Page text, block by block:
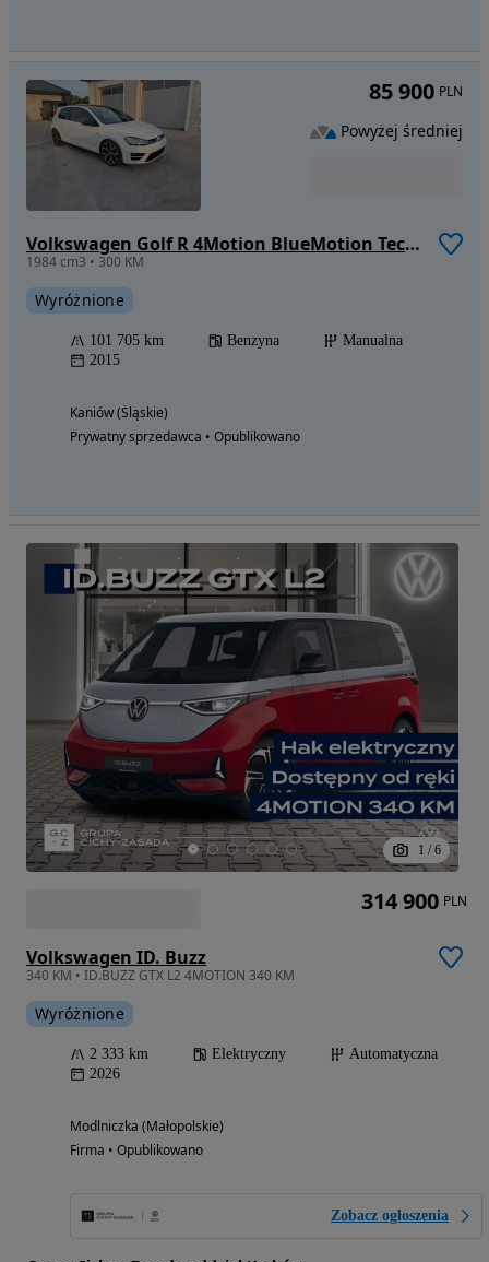
Volkswagen Golf R 4Motion BlueMotion Technology
1984 cm3 • 300 KM
Wyróżnione
101 705 km Benzyna
Manualna
2015
Kaniów (Śląskie)
Prywatny sprzedawca • Opublikowano
85 900 PLN
Powyżej średniej
1 / 6
Volkswagen ID. Buzz
340 KM • ID.BUZZ GTX L2 4MOTION 340 KM
Wyróżnione
2 333 km Elektryczny
Automatyczna
2026
Modlniczka (Małopolskie)
Firma • Opublikowano
Zobacz ogłoszenia
314 900 PLN